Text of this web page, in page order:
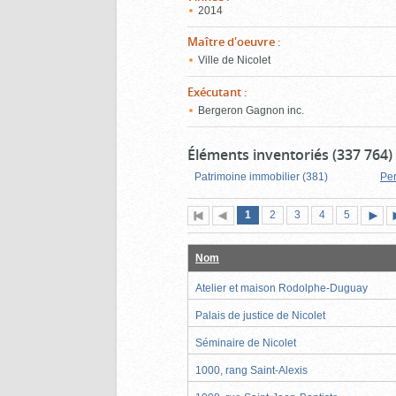
2014
Maître d'oeuvre :
Ville de Nicolet
Exécutant :
Bergeron Gagnon inc.
Éléments inventoriés (337 764)
Patrimoine immobilier (381)
Première
page
Page
précédente
Page
1 (page
actuelle)
Page
2 Page
3 Page
4 Page
5
Nom
Atelier et maison Rodolphe-Duguay
Palais de justice de Nicolet
Séminaire de Nicolet
1000, rang Saint-Alexis